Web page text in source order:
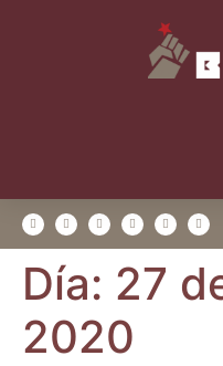
Día: 27
2020